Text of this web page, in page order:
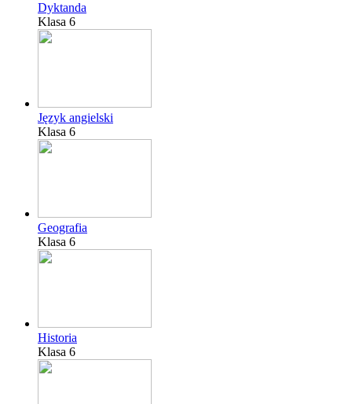
Dyktanda
Klasa 6
Język angielski
Klasa 6
Geografia
Klasa 6
Historia
Klasa 6